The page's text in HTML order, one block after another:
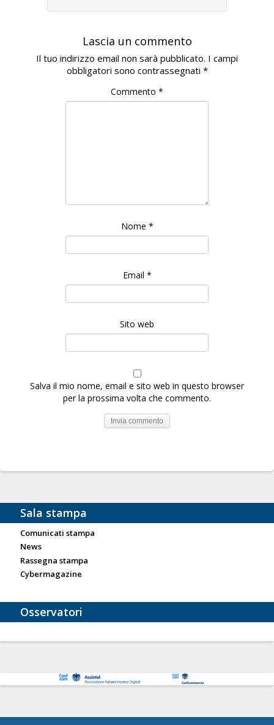
Lascia un commento
Il tuo indirizzo email non sarà pubblicato. I campi
obbligatori sono contrassegnati *
Commento *
Nome *
Email *
Sito web
Salva il mio nome, email e sito web in questo browser
per la prossima volta che commento.
Sala stampa
Comunicati stampa
News
Rassegna stampa
Cybermagazine
Osservatori